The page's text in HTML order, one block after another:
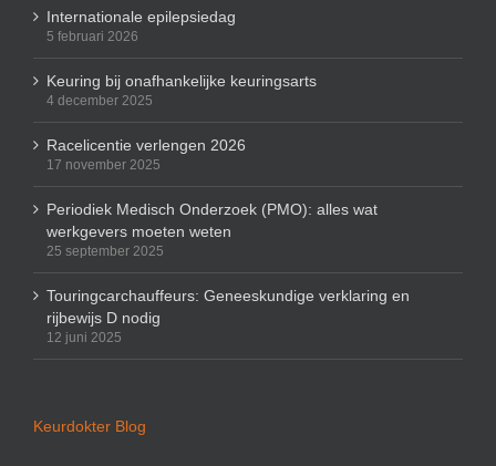
Internationale epilepsiedag
5 februari 2026
Keuring bij onafhankelijke keuringsarts
4 december 2025
Racelicentie verlengen 2026
17 november 2025
Periodiek Medisch Onderzoek (PMO): alles wat
werkgevers moeten weten
25 september 2025
Touringcarchauffeurs: Geneeskundige verklaring en
rijbewijs D nodig
12 juni 2025
Keurdokter Blog